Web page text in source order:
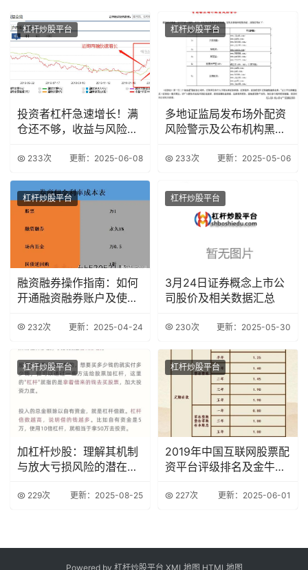
杠杆炒股平台
投资者杠杆急速增长！满
仓还不够，收益与风险并
233次 更新：2025-06-08
杠杆炒股平台
多地证监局发布场外配资
风险警示及公布机构黑名
233次 更新：2025-05-06
杠杆炒股平台
融资融券操作指南：如何
开通融资融券账户及使用
232次 更新：2025-04-24
杠杆炒股平台
3月24日证券概念上市公
司股价及相关数据汇总
230次 更新：2025-05-30
杠杆炒股平台
加杠杆炒股：理解其机制
与放大亏损风险的潜在危
229次 更新：2025-08-25
杠杆炒股平台
2019年中国互联网股票配
资平台评级排名及金牛配
227次 更新：2025-06-01
Powered by 杠杆炒股平台 XML地图 HTML地图